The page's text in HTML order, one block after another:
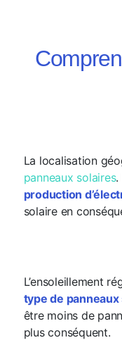
La localisation
panneaux solaires.
production
solaire en
L’ensoleillement
type de
être moins de
plus conséquent.